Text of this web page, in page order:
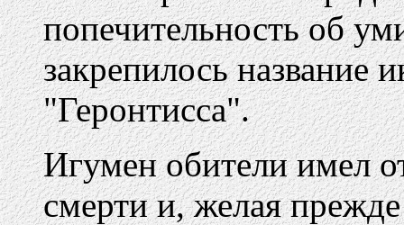
попечительность об
закрепилось название
"Геронтисса".
Игумен обители имел
смерти и, желая